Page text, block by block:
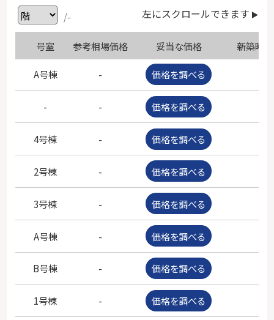
/- 左にスクロールできます
号室 参考相場価格 妥当な価格 新築時
A号棟 - 価格を調べる
- - 価格を調べる
4号棟 - 価格を調べる
2号棟 - 価格を調べる
3号棟 - 価格を調べる
A号棟 - 価格を調べる
B号棟 - 価格を調べる
1号棟 - 価格を調べる